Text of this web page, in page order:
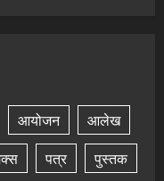
आयोजन
आलेख
पत्र
पुस्तक